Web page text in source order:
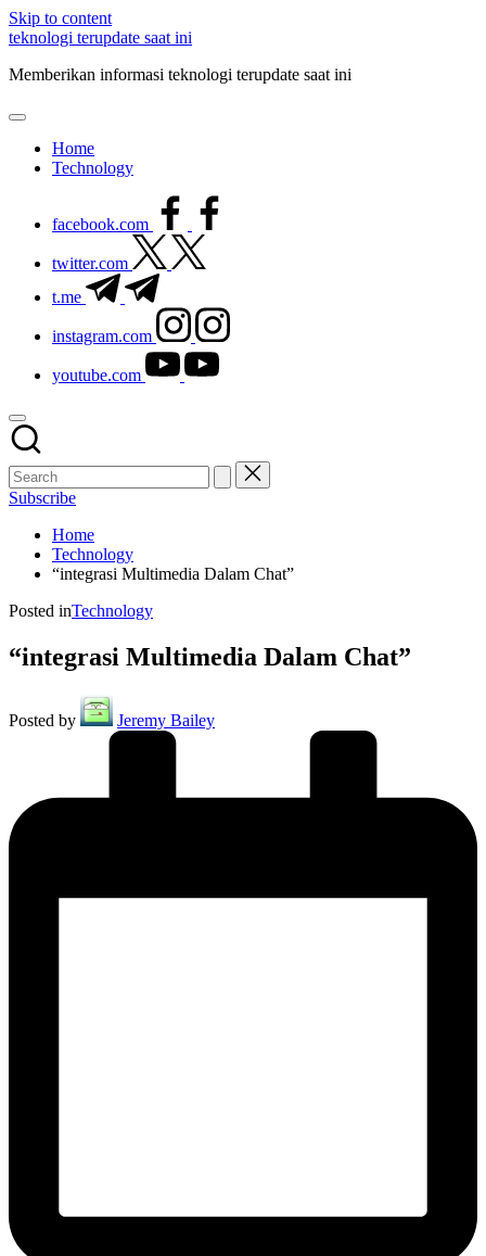
Skip to content
teknologi terupdate saat ini
Memberikan informasi teknologi terupdate saat ini
Home
Technology
facebook.com
twitter.com
t.me
instagram.com
youtube.com
Subscribe
Home
Technology
“integrasi Multimedia Dalam Chat”
Posted inTechnology
“integrasi Multimedia Dalam Chat”
Posted by Jeremy Bailey